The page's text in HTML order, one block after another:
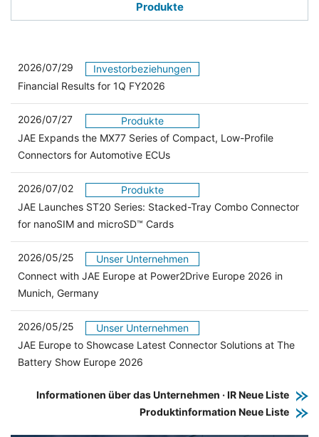
Produkte
2026/07/29
Investorbeziehungen
Financial Results for 1Q FY2026
2026/07/27
Produkte
JAE Expands the MX77 Series of Compact, Low-Profile
Connectors for Automotive ECUs
2026/07/02
Produkte
JAE Launches ST20 Series: Stacked-Tray Combo Connector
for nanoSIM and microSD™ Cards
2026/05/25
Unser Unternehmen
Connect with JAE Europe at Power2Drive Europe 2026 in
Munich, Germany
2026/05/25
Unser Unternehmen
JAE Europe to Showcase Latest Connector Solutions at The
Battery Show Europe 2026
Informationen über das Unternehmen · IR Neue Liste
Produktinformation Neue Liste